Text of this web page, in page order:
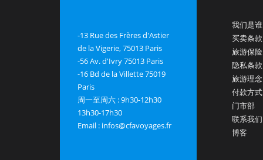
-13 Rue des Frères d'Astier
de la Vigerie, 75013 Paris
-56 Av. d'Ivry 75013 Paris
-16 Bd de la Villette 75019
Paris
周一至周六 : 9h30-12h30
13h30-17h30
Email : infos@cfavoyages.fr
我们是
买卖条款
旅游保险
隐私条款
旅游理念
付款方式
门市部
联系我们
博客